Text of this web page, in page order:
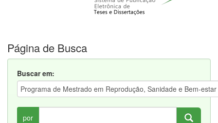
Página de Busca
Buscar em:
por